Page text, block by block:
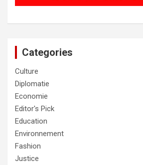
Categories
Culture
Diplomatie
Economie
Editor's Pick
Education
Environnement
Fashion
Justice